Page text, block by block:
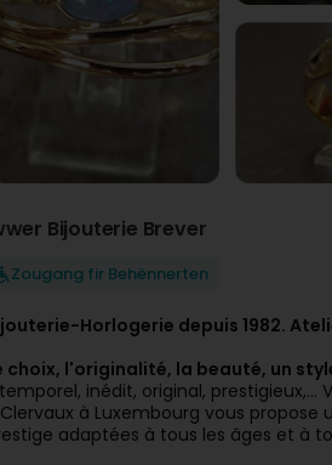
Bijouterie Brever
Zougang fir Behënnerten
Horlogerie depuis 1982.
choix, l'originalité, la beauté, un
inédit, original, prestigieux,…
à Luxembourg vous
adaptées à tous les âges et à